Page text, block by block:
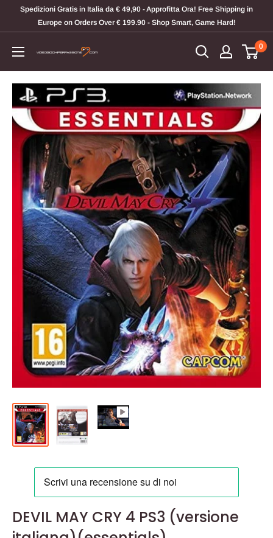
Spedizioni Gratis in Italia da € 49,90 - Approfitta Ora! Free Shipping in
Europe on Orders Over € 199.90 - Shop Smart, Game Hard!
Videogiochi
Per
Passione
0
DEVIL MAY CRY 4 PS3 (versione